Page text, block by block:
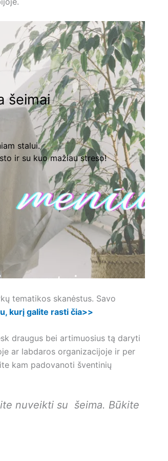
šeimai
stalui.
ir su kuo mažiau streso!
tematikos skanėstus. Savo
kurį galite rasti čia>>
draugus bei artimuosius tą daryti
ar labdaros organizacijoje ir per
kam padovanoti šventinių
nuveikti su šeima. Būkite